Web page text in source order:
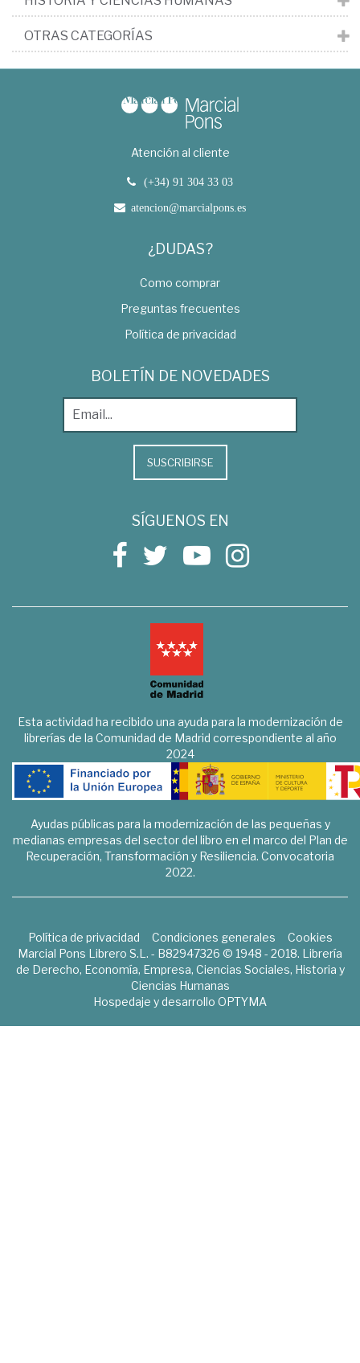
OTRAS CATEGORÍAS
Atención al cliente
(+34) 91 304 33 03
atencion@marcialpons.es
¿DUDAS?
Como comprar
Preguntas frecuentes
Política de privacidad
BOLETÍN DE NOVEDADES
SUSCRIBIRSE
SÍGUENOS EN
Esta actividad ha recibido una ayuda para la modernización de
librerías de la Comunidad de Madrid correspondiente al año
2024
Ayudas públicas para la modernización de las pequeñas y
medianas empresas del sector del libro en el marco del Plan de
Recuperación, Transformación y Resiliencia. Convocatoria
2022.
Política de privacidad Condiciones generales
Cookies
Marcial Pons Librero S.L. - B82947326 © 1948 - 2018. Librería
de Derecho, Economía, Empresa, Ciencias Sociales, Historia y
Ciencias Humanas
Hospedaje y desarrollo OPTYMA